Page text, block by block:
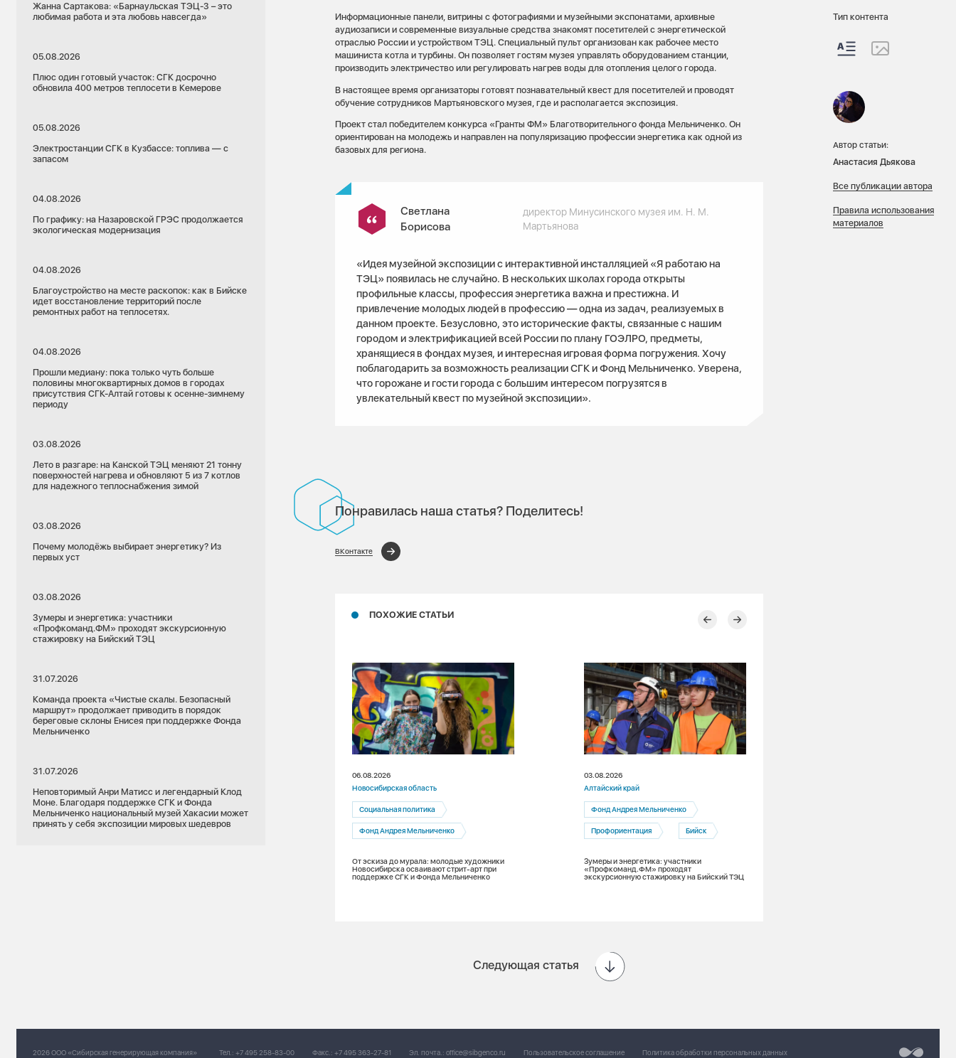
Жанна Сартакова: «Барнаульская ТЭЦ-3 – это
любимая работа и эта любовь навсегда»
05.08.2026
Плюс один готовый участок: СГК досрочно
обновила 400 метров теплосети в Кемерове
05.08.2026
Электростанции СГК в Кузбассе: топлива — с
запасом
04.08.2026
По графику: на Назаровской ГРЭС продолжается
экологическая модернизация
04.08.2026
Благоустройство на месте раскопок: как в Бийске
идет восстановление территорий после
ремонтных работ на теплосетях.
04.08.2026
Прошли медиану: пока только чуть больше
половины многоквартирных домов в городах
присутствия СГК-Алтай готовы к осенне-зимнему
периоду
03.08.2026
Лето в разгаре: на Канской ТЭЦ меняют 21 тонну
поверхностей нагрева и обновляют 5 из 7 котлов
для надежного теплоснабжения зимой
03.08.2026
Почему молодёжь выбирает энергетику? Из
первых уст
03.08.2026
Зумеры и энергетика: участники
«Профкоманд.ФМ» проходят экскурсионную
стажировку на Бийский ТЭЦ
31.07.2026
Команда проекта «Чистые скалы. Безопасный
маршрут» продолжает приводить в порядок
береговые склоны Енисея при поддержке Фонда
Мельниченко
31.07.2026
Неповторимый Анри Матисс и легендарный Клод
Моне. Благодаря поддержке СГК и Фонда
Мельниченко национальный музей Хакасии может
принять у себя экспозиции мировых шедевров
Информационные панели, витрины с фотографиями и музейными экспонатами, архивные
аудиозаписи и современные визуальные средства знакомят посетителей с энергетической
отраслью России и устройством ТЭЦ. Специальный пульт организован как рабочее место
машиниста котла и турбины. Он позволяет гостям музея управлять оборудованием станции,
производить электричество или регулировать нагрев воды для отопления целого города.
В настоящее время организаторы готовят познавательный квест для посетителей и проводят
обучение сотрудников Мартьяновского музея, где и располагается экспозиция.
Проект стал победителем конкурса «Гранты ФМ» Благотворительного фонда Мельниченко. Он
ориентирован на молодежь и направлен на популяризацию профессии энергетика как одной из
базовых для региона.
Светлана
Борисова
директор Минусинского музея им. Н. М.
Мартьянова
«Идея музейной экспозиции с интерактивной инсталляцией «Я работаю на
ТЭЦ» появилась не случайно. В нескольких школах города открыты
профильные классы, профессия энергетика важна и престижна. И
привлечение молодых людей в профессию — одна из задач, реализуемых в
данном проекте. Безусловно, это исторические факты, связанные с нашим
городом и электрификацией всей России по плану ГОЭЛРО, предметы,
хранящиеся в фондах музея, и интересная игровая форма погружения. Хочу
поблагодарить за возможность реализации СГК и Фонд Мельниченко. Уверена,
что горожане и гости города с большим интересом погрузятся в
увлекательный квест по музейной экспозиции».
Понравилась наша статья? Поделитесь!
ВКонтакте
ПОХОЖИЕ СТАТЬИ
Алтайский край
Фонд Андрея Мельниченко
Профориентация
06.08.2026
Новосибирская область
Социальная политика
Фонд Андрея Мельниченко
От эскиза до мурала: молодые художники
Новосибирска осваивают стрит-арт при
поддержке СГК и Фонда Мельниченко
03.08.2026
Алтайский край
Фонд Андрея Мельниченко
Профориентация Бийск
Зумеры и энергетика: участники
«Профкоманд.ФМ» проходят
экскурсионную стажировку на Бийский ТЭЦ
Следующая статья
Тип контента
Автор статьи:
Анастасия Дьякова
Все публикации автора
Правила использования
материалов
2026 ООО «Сибирская генерирующая компания» Тел.: +7 495 258-83-00 Факс.: +7 495 363-27-81 Эл. почта.: office@sibgenco.ru Пользовательское соглашение Политика обработки персональных данных Разработка